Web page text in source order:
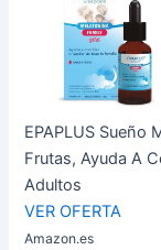
EPAPLUS Sueño
Frutas, Ayuda A
Adultos
VER OFERTA
Amazon.es